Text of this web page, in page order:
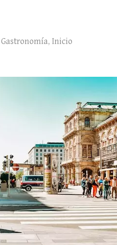
Gastronomía, Inicio